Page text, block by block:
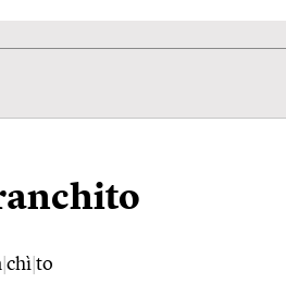
chì to